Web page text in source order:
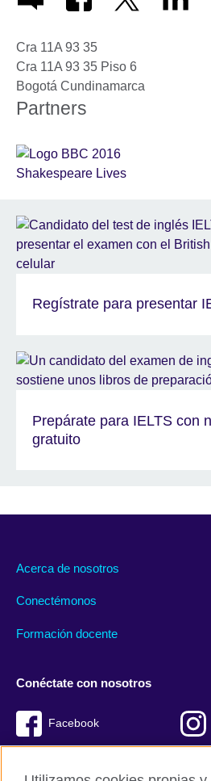
Cra 11A 93 35
Cra 11A 93 35 Piso 6
Bogotá Cundinamarca
Partners
Regístrate para presentar
Prepárate para IELTS con
gratuito
Acerca de nosotros
Conectémonos
Formación docente
Conéctate con nosotros
Facebook